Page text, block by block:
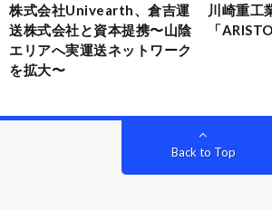
株式会社Univearth、倉吉運
送株式会社と資本提携〜山陰
エリアへ実運送ネットワーク
を拡大〜
川崎重工
「
Back to Top